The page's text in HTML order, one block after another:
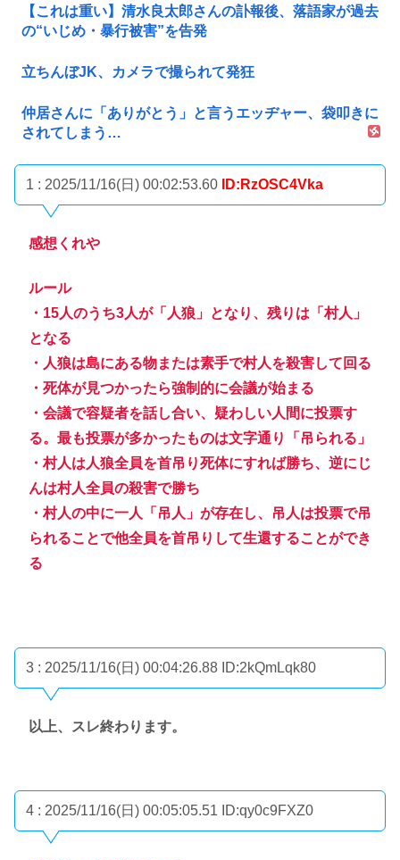
【これは重い】清水良太郎さんの訃報後、落語家が過去
の“いじめ・暴行被害”を告発
立ちんぼJK、カメラで撮られて発狂
仲居さんに「ありがとう」と言うエッヂャー、袋叩きに
されてしまう…
1 : 2025/11/16(日) 00:02:53.60 ID:RzOSC4Vka
感想くれや
ルール
・15人のうち3人が「人狼」となり、残りは「村人」
となる
・人狼は島にある物または素手で村人を殺害して回る
・死体が見つかったら強制的に会議が始まる
・会議で容疑者を話し合い、疑わしい人間に投票す
る。最も投票が多かったものは文字通り「吊られる」
・村人は人狼全員を首吊り死体にすれば勝ち、逆にじ
んは村人全員の殺害で勝ち
・村人の中に一人「吊人」が存在し、吊人は投票で吊
られることで他全員を首吊りして生還することができ
る
3 : 2025/11/16(日) 00:04:26.88 ID:2kQmLqk80
以上、スレ終わります。
4 : 2025/11/16(日) 00:05:05.51 ID:qy0c9FXZ0